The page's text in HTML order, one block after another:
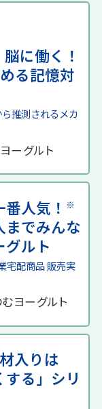
に働く！
る記憶対
推測されるメカ
ーグルト
人気！ ※
までみんな
グルト
宅配商品 販売実
ヨーグルト
入りは
する」シリ